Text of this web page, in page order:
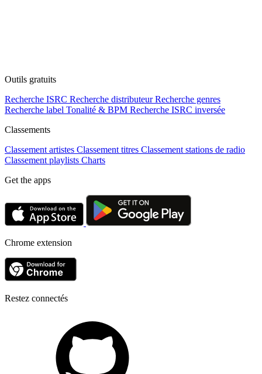
Outils gratuits
Recherche ISRC Recherche distributeur Recherche genres
Recherche label Tonalité & BPM Recherche ISRC inversée
Classements
Classement artistes Classement titres Classement stations de radio
Classement playlists Charts
Get the apps
Chrome extension
Restez connectés